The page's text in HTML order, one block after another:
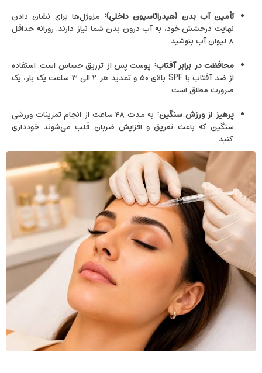
تأمین آب بدن (هیدراتاسیون داخلی): مزوژل‌ها برای نشان دادن
نهایت درخشش خود، به آب درون بدن شما نیاز دارند. روزانه حداقل
۸ لیوان آب بنوشید.
محافظت در برابر آفتاب: پوست پس از تزریق حساس است. استفاده
از ضد آفتاب با SPF بالای ۵۰ و تمدید هر ۲ الی ۳ ساعت یک‌ بار، یک
ضرورت مطلق است.
پرهیز از ورزش سنگین:
به مدت ۴۸ ساعت از انجام تمرینات ورزشی
سنگین که باعث تعریق و افزایش ضربان قلب می‌شوند خودداری
کنید.